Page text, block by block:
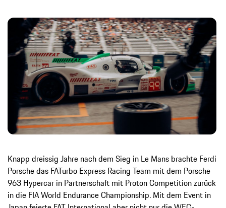
Knapp dreissig Jahre nach dem Sieg in Le Mans brachte Ferdi
Porsche das FATurbo Express Racing Team mit dem Porsche
963 Hypercar in Partnerschaft mit Proton Competition zurück
in die FIA World Endurance Championship. Mit dem Event in